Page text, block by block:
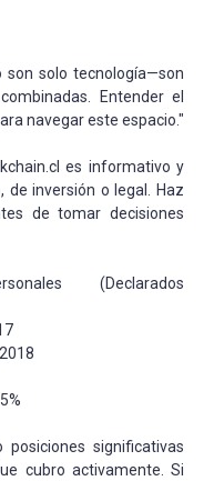
son solo tecnología—son
Entender el
navegar este espacio."
es informativo y
de inversión o legal. Haz
de tomar decisiones
(Declarados
significativas
cubro activamente. Si